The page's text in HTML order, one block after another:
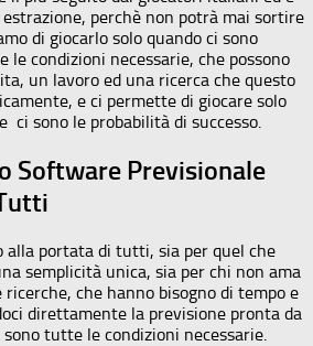
perchè non potrà mai sortire
di giocarlo solo quando ci sono
condizioni necessarie, che possono
un lavoro ed una ricerca che questo
e ci permette di giocare solo
ci sono le probabilità di successo.
Software Previsionale
alla portata di tutti, sia per quel che
semplicità unica, sia per chi non ama
che hanno bisogno di tempo e
direttamente la previsione pronta da
tutte le condizioni necessarie.